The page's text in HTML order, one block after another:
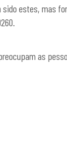
estes, mas
as